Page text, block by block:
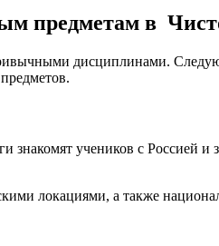
предметам в
дисциплинами.
знакомят учеников с Россией
локациями, а также